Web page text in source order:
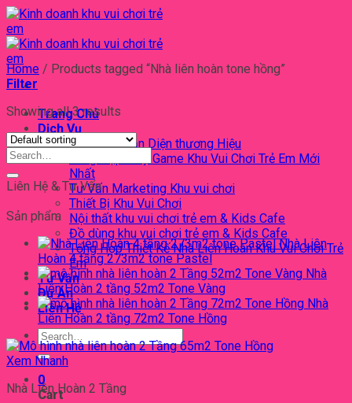
Chuyển
đến
nội
dung
Trang Chủ
Dịch Vụ
Thiết Kế Nhận Diện thương Hiệu
Tổng Hợp Máy Game Khu Vui Chơi Trẻ Em Mới
Nhất
Tư Vấn Marketing Khu vui chơi
Thiết Bị Khu Vui Chơi
Nội thất khu vui chơi trẻ em & Kids Cafe
Đồ dùng khu vui chơi trẻ em & Kids Cafe
Tổng Hợp Thiết Kế Nhà Liên Hoàn Khu Vui Chơi Trẻ
Em
Tư Vấn
Dự Án
Liên Hệ
Search
for:
0
Cart
Home / Products tagged “Nhà liên hoàn tone hồng”
Filter
Showing all 3 results
Search
for:
Liên Hệ & Tư Vấn
Sản phẩm
Nhà Liên
Hoàn 4 tầng 273m2 tone Pastel
Nhà
Liên Hoàn 2 tầng 52m2 Tone Vàng
Nhà
Liên Hoàn 2 tầng 72m2 Tone Hồng
Xem Nhanh
Nhà Liên Hoàn 2 Tầng